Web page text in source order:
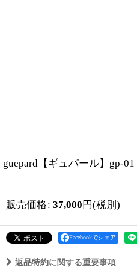
guepard【ギュパール】gp-01
販売価格: 37,000 円(税別)
Facebookでシェア
返品特約に関する重要事項